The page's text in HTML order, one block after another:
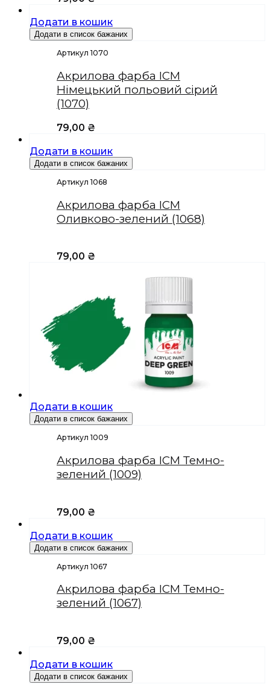
Додати в кошик
Додати в список бажаних
Артикул 1070
Акрилова фарба ICM
Німецький польовий сірий
(1070)
79,00 ₴
Додати в кошик
Додати в список бажаних
Артикул 1068
Акрилова фарба ICM
Оливково-зелений (1068)
79,00 ₴
Додати в кошик
Додати в список бажаних
Артикул 1009
Акрилова фарба ICM Темно-
зелений (1009)
79,00 ₴
Додати в кошик
Додати в список бажаних
Артикул 1067
Акрилова фарба ICM Темно-
зелений (1067)
79,00 ₴
Додати в кошик
Додати в список бажаних